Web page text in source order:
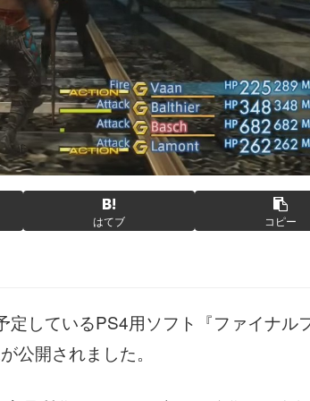
はてブ コピー
しているPS4用ソフト『ファイナル
公開されました。